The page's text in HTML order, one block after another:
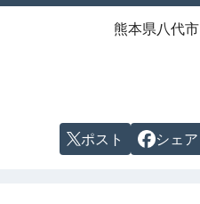
熊本県八代市
ポスト シェア